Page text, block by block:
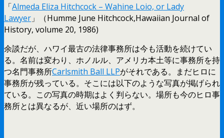
「Almeda Eliza Hitchcock – Wahine Loio, or Lady
Lawyer 」（Humme June Hitchcock,Hawaiian Journal of
History, volume 20, 1986)
余談だが、ハワイ最古の法律事務所は今も活動を続けてい
る。名前は変わり、ホノルル、アメリカ本土等に事務所を持
つ名門事務所Carlsmith Ball LLPがそれである。まだヒロに
事務所が残っている。そこには以下のような写真が掲げられ
ている。この写真の時期はよく判らない。場所も今のヒロ事
務所とは異なるが、近い場所のはず。